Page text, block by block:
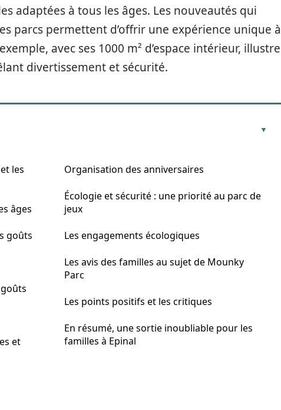
adaptées à tous les âges. Les nouveautés qui
parcs permettent d’offrir une expérience unique à
avec ses 1000 m² d’espace intérieur, illustre
divertissement et sécurité.
les
âges
goûts
et
Organisation des anniversaires
Écologie et sécurité : une priorité au parc de
jeux
Les engagements écologiques
Les avis des familles au sujet de Mounky
Parc
Les points positifs et les critiques
En résumé, une sortie inoubliable pour les
familles à Epinal